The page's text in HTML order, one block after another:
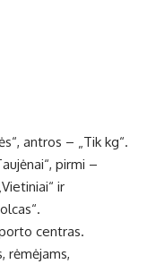
antros – „Tik kg“.
pirmi –
ir
centras.
rėmėjams,